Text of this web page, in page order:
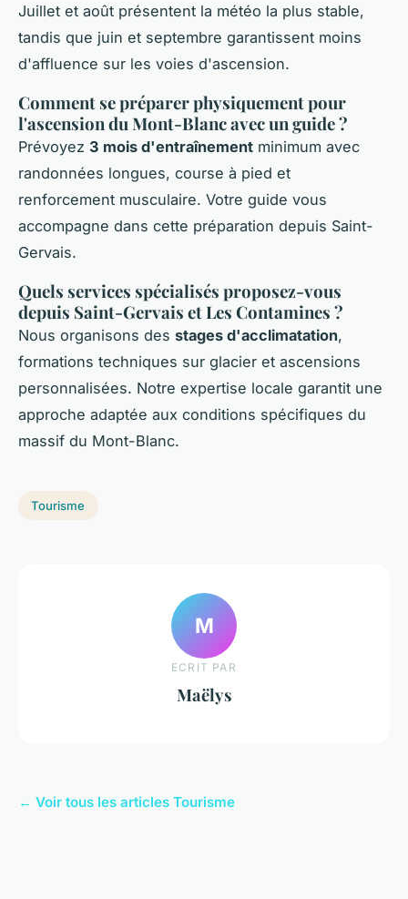
Juillet et août présentent la météo la plus stable,
tandis que juin et septembre garantissent moins
d'affluence sur les voies d'ascension.
Comment se préparer physiquement pour
l'ascension du Mont-Blanc avec un guide ?
Prévoyez 3 mois d'entraînement minimum avec
randonnées longues, course à pied et
renforcement musculaire. Votre guide vous
accompagne dans cette préparation depuis Saint-
Gervais.
Quels services spécialisés proposez-vous
depuis Saint-Gervais et Les Contamines ?
Nous organisons des stages d'acclimatation,
formations techniques sur glacier et ascensions
personnalisées. Notre expertise locale garantit une
approche adaptée aux conditions spécifiques du
massif du Mont-Blanc.
Tourisme
M
ECRIT PAR
Maëlys
← Voir tous les articles Tourisme